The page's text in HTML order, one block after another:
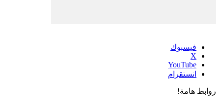
فيسبوك
‫X
‫YouTube
انستقرام
روابط هامة!